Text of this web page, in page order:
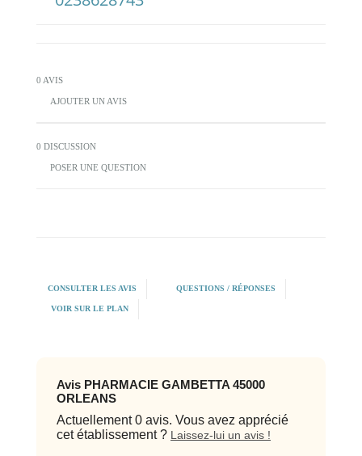
0 AVIS
AJOUTER UN AVIS
0 DISCUSSION
POSER UNE QUESTION
CONSULTER LES AVIS QUESTIONS / RÉPONSES
VOIR SUR LE PLAN
Avis PHARMACIE GAMBETTA 45000
ORLEANS
Actuellement 0 avis. Vous avez apprécié
cet établissement ? Laissez-lui un avis !